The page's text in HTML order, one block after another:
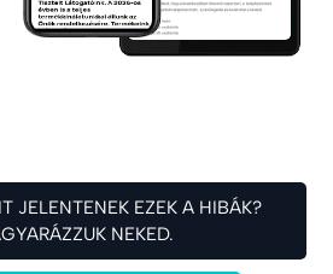
JELENTENEK EZEK A HIBÁK?
NEKED.